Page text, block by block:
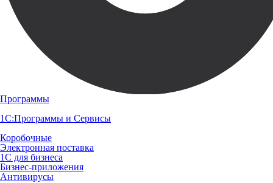
Программы
1С:Программы и Сервисы
Коробочные
Электронная поставка
1С для бизнеса
Бизнес-приложения
Антивирусы